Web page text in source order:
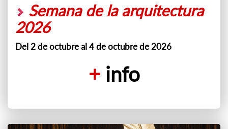
Semana de la arquitectura
2026
Del 2 de octubre al 4 de octubre de 2026
+info